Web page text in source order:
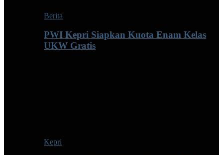
Berita
PWI Kepri Siapkan Kuota Enam Kelas
UKW Gratis
Kepri